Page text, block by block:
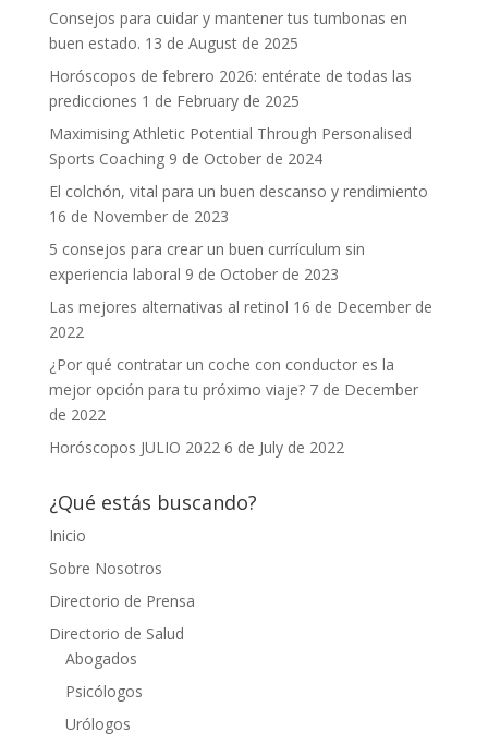
Consejos para cuidar y mantener tus tumbonas en
buen estado. 13 de August de 2025
Horóscopos de febrero 2026: entérate de todas las
predicciones 1 de February de 2025
Maximising Athletic Potential Through Personalised
Sports Coaching 9 de October de 2024
El colchón, vital para un buen descanso y rendimiento
16 de November de 2023
5 consejos para crear un buen currículum sin
experiencia laboral 9 de October de 2023
Las mejores alternativas al retinol 16 de December de
2022
¿Por qué contratar un coche con conductor es la
mejor opción para tu próximo viaje? 7 de December
de 2022
Horóscopos JULIO 2022 6 de July de 2022
¿Qué estás buscando?
Inicio
Sobre Nosotros
Directorio de Prensa
Directorio de Salud
Abogados
Psicólogos
Urólogos